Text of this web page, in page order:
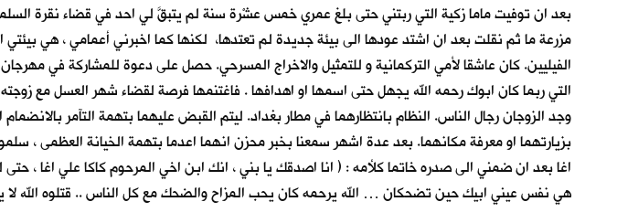
بعد ان توفيت ماما زكية التي ربتني حتى بلغ عمري خمس عشْرة سنة لم يتبقَّ لي احد في قضاء نقرة
مزرعة ما ثم نقلت بعد ان اشتد عودها الى بيئة جديدة لم تعتدها، لكنها كما اخبرني أعمامي ، هي
الفيليين. كان عاشقا لأمي التركمانية و للتمثيل والاخراج المسرحي. حصل على دعوة للمشاركة في
التي ربما كان ابوك رحمه الله يجهل حتى اسمها او اهدافها . فاغتنمها فرصة لقضاء شهر العسل مع
وجد الزوجان رجال الناس. النظام بانتظارهما في مطار بغداد. ليتم القبض عليهما بتهمة التآمر
بزيارتهما او معرفة مكانهما. بعد عدة اشهر سمعنا بخبر محزن انهما اعدما بتهمة الخيانة العظمى ،
اغا بعد ان ضمني الى صدره خاتما كلأمه : ( انا اصدقك يا بني ، انك ابن اخي المرحوم كاكا علي اغا ،
هي نفس عيني ابيك حين تضحكان … الله يرحمه كان يحب المزاح والضحك مع كل الناس .. قتلوه الله لا